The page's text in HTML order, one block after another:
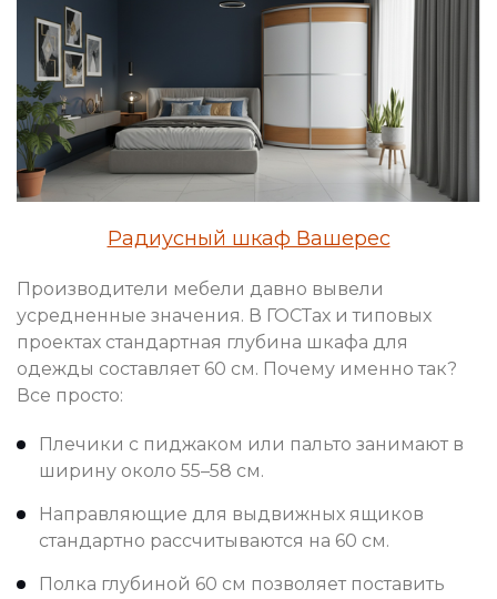
Радиусный шкаф Вашерес
Производители мебели давно вывели
усредненные значения. В ГОСТах и типовых
проектах стандартная глубина шкафа для
одежды составляет 60 см. Почему именно так?
Все просто:
Плечики с пиджаком или пальто занимают в
ширину около 55–58 см.
Направляющие для выдвижных ящиков
стандартно рассчитываются на 60 см.
Полка глубиной 60 см позволяет поставить